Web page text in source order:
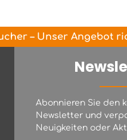
– Unser Angebot
Abonnieren Sie den
Newsletter und
Neuigkeiten oder